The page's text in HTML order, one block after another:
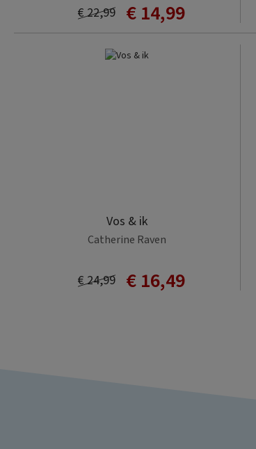
€ 14,99
€ 22,99
Vos & ik
Catherine Raven
€ 16,49
€ 24,99